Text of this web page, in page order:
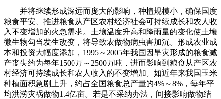
并将继续形成深远而庞大的影响，种植规模小，确保国度
粮食平安、推进粮食从产区农村经济社会可持续成长和农人收
入不变增加的火急需求。土壤温度升高和降雨量的变化使土壤
微生物勾当发生改变，将导致农做物病虫害加沉。形成农业成
本和投资大幅度添加，1995～2005年我国因旱灾形成的粮食减
产丧失约为每年1500万～2500万吨，进而影响到粮食从产区农
村经济可持续成长和农人收入的不变增加。如近年来我国玉米
种植面积急剧上升，约占全国粮食总产量的4%～8%，每年平
均洪涝灾祸做物1.4亿亩。若是不采纳办法，间接影响做物结